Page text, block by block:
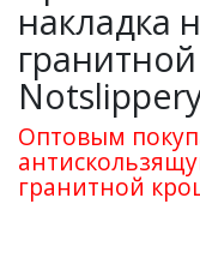
накладка
Оптовым
гранитной